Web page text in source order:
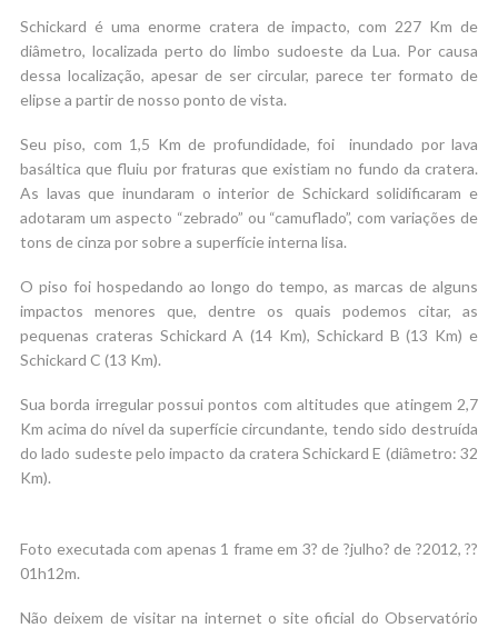
Schickard é uma enorme cratera de impacto, com 227 Km de
diâmetro, localizada perto do limbo sudoeste da Lua. Por causa
dessa localização, apesar de ser circular, parece ter formato de
elipse a partir de nosso ponto de vista.
Seu piso, com 1,5 Km de profundidade, foi inundado por lava
basáltica que fluiu por fraturas que existiam no fundo da cratera.
As lavas que inundaram o interior de Schickard solidificaram e
adotaram um aspecto “zebrado” ou “camuflado”, com variações de
tons de cinza por sobre a superfície interna lisa.
O piso foi hospedando ao longo do tempo, as marcas de alguns
impactos menores que, dentre os quais podemos citar, as
pequenas crateras Schickard A (14 Km), Schickard B (13 Km) e
Schickard C (13 Km).
Sua borda irregular possui pontos com altitudes que atingem 2,7
Km acima do nível da superfície circundante, tendo sido destruída
do lado sudeste pelo impacto da cratera Schickard E (diâmetro: 32
Km).
Foto executada com apenas 1 frame em 3? de ?julho? de ?2012, ??
01h12m.
Não deixem de visitar na internet o site oficial do Observatório